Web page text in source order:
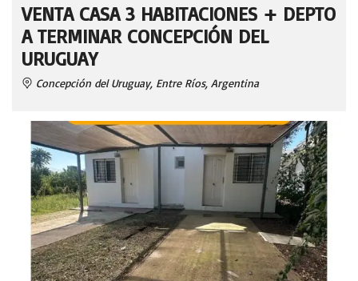
VENTA CASA 3 HABITACIONES + DEPTO
A TERMINAR CONCEPCIÓN DEL
URUGUAY
Concepción del Uruguay, Entre Ríos, Argentina